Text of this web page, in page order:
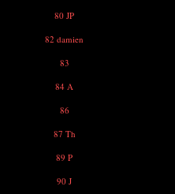
80 JP
82 damien
83
84 A
86
87 Th
89 P
90 J